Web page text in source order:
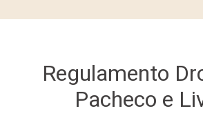
Regulamento
Pacheco e